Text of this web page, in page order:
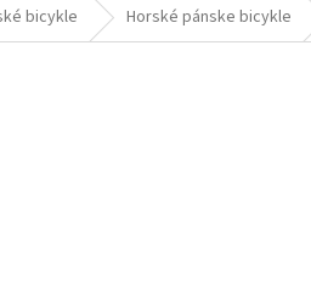
bicykle Horské pánske bicykle